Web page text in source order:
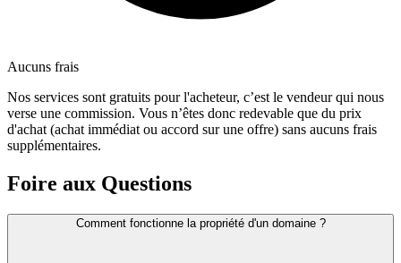
Aucuns frais
Nos services sont gratuits pour l'acheteur, c’est le vendeur qui nous
verse une commission. Vous n’êtes donc redevable que du prix
d'achat (achat immédiat ou accord sur une offre) sans aucuns frais
supplémentaires.
Foire aux Questions
Comment fonctionne la propriété d'un domaine ?